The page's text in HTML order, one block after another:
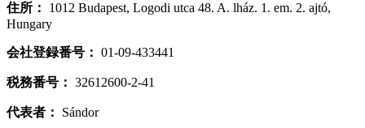
住所：
1012 Budapest, Logodi utca 48. A. lház. 1. em. 2. ajtó,
Hungary
会社登録番号： 01-09-433441
税務番号： 32612600-2-41
代表者： Sándor